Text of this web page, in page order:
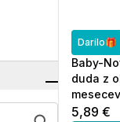
Darilo🎁
Baby-
duda z
5,89 €